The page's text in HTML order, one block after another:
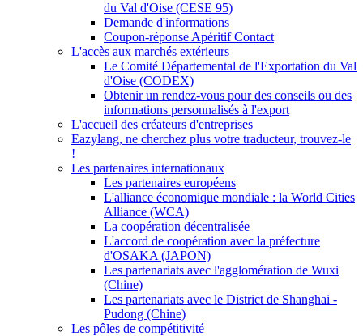
du Val d'Oise (CESE 95)
Demande d'informations
Coupon-réponse Apéritif Contact
L'accès aux marchés extérieurs
Le Comité Départemental de l'Exportation du Val
d'Oise (CODEX)
Obtenir un rendez-vous pour des conseils ou des
informations personnalisés à l'export
L'accueil des créateurs d'entreprises
Eazylang, ne cherchez plus votre traducteur, trouvez-le
!
Les partenaires internationaux
Les partenaires européens
L'alliance économique mondiale : la World Cities
Alliance (WCA)
La coopération décentralisée
L'accord de coopération avec la préfecture
d'OSAKA (JAPON)
Les partenariats avec l'agglomération de Wuxi
(Chine)
Les partenariats avec le District de Shanghai -
Pudong (Chine)
Les pôles de compétitivité